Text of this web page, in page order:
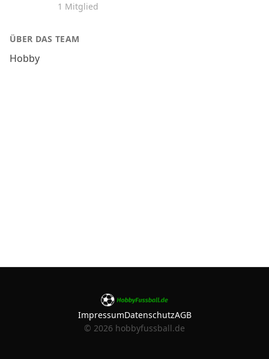
1 Mitglied
ÜBER DAS TEAM
Hobby
ImpressumDatenschutzAGB
© 2026 hobbyfussball.de